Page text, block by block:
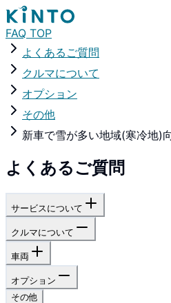
FAQ TOP
よくあるご質問
クルマについて
オプション
その他
新車で雪が多い地域(寒冷地)
よくあるご質問
サービスについて
クルマについて
車両
オプション
その他